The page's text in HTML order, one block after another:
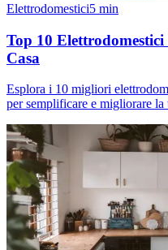
Elettrodomestici5 min
Top 10
Casa
Esplora i 10 migliori
per semplificare e migliorare